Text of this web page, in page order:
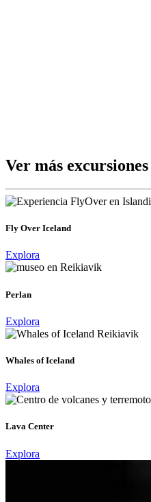
Ver más excursiones
Fly Over Iceland
Explora
Perlan
Explora
Whales of Iceland
Explora
Lava Center
Explora